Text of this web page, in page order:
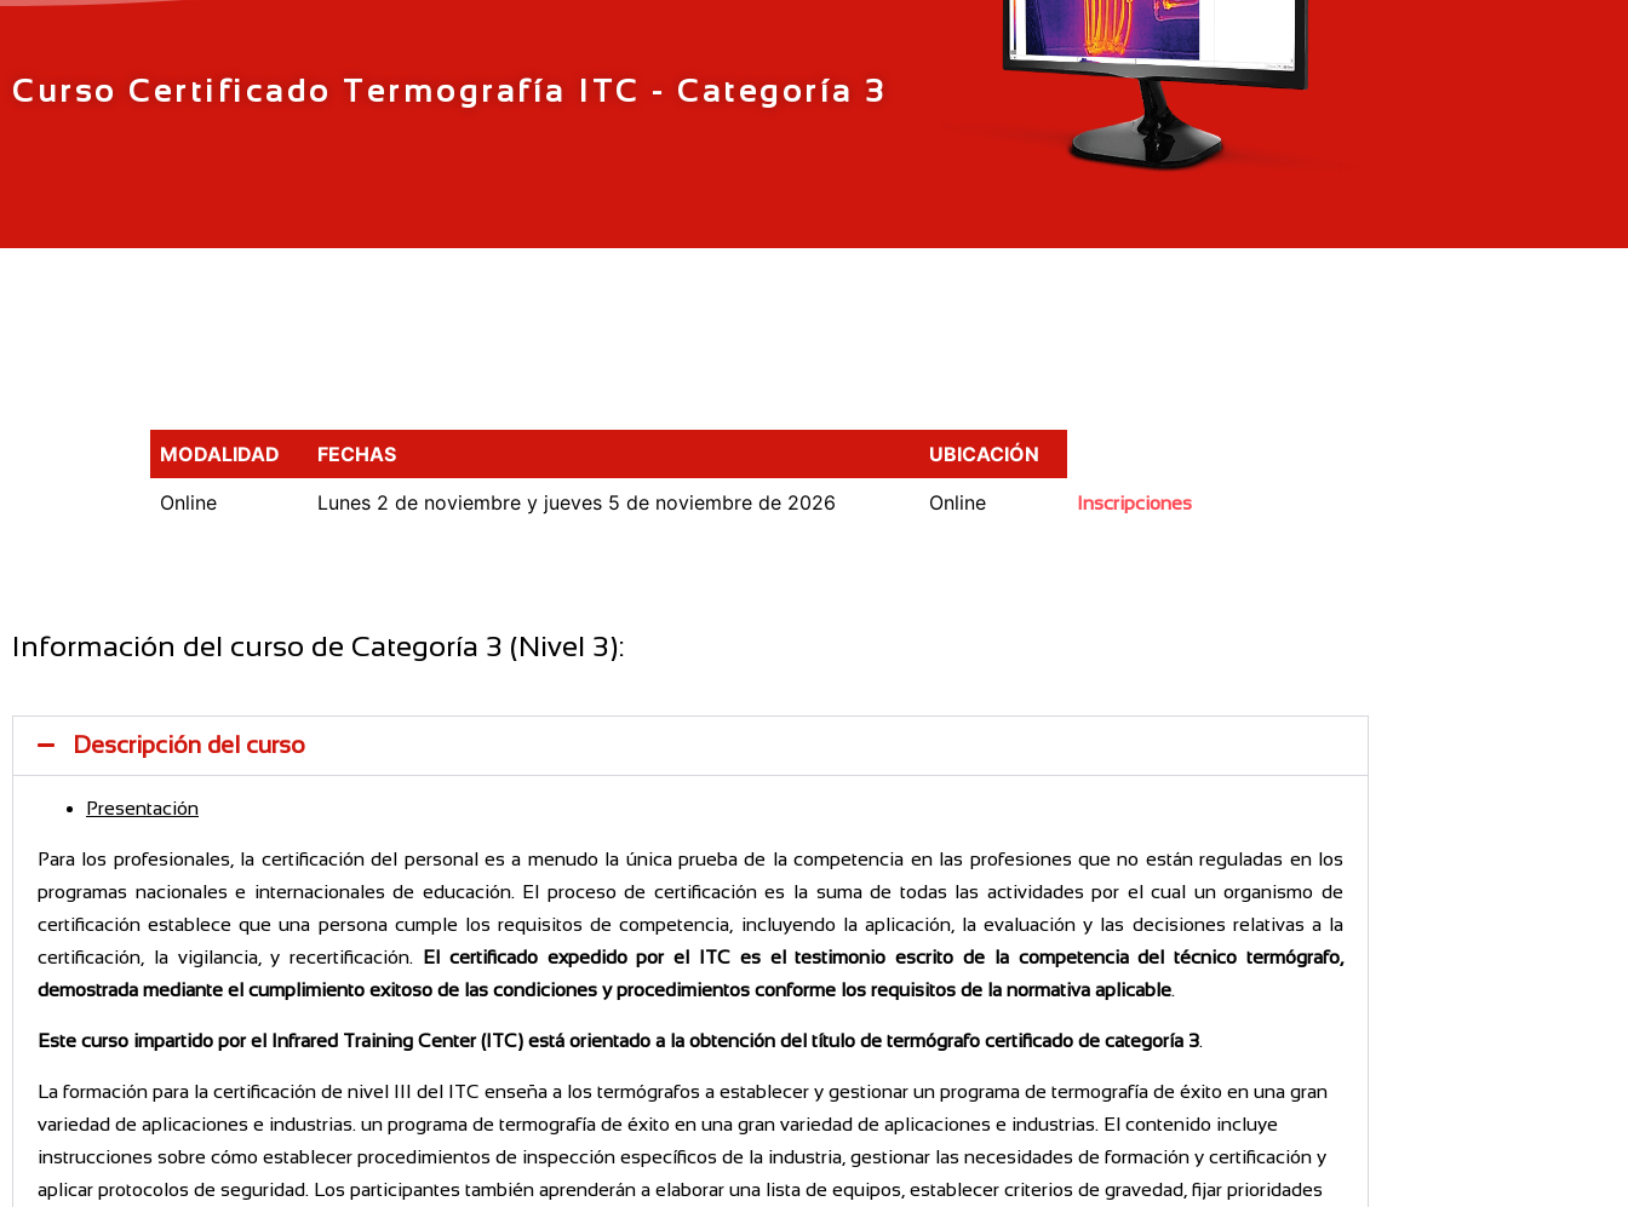
Curso Certificado Termografía ITC - Categoría 3
MODALIDAD FECHAS
UBICACIÓN
Online
Lunes 2 de noviembre y jueves 5 de noviembre de 2026 Online Inscripciones
Información del curso de Categoría 3 (Nivel 3):
Descripción del curso
Presentación
Para los profesionales, la certificación del personal es a menudo la única prueba de la competencia en las profesiones que no están reguladas en los
programas nacionales e internacionales de educación. El proceso de certificación es la suma de todas las actividades por el cual un organismo de
certificación establece que una persona cumple los requisitos de competencia, incluyendo la aplicación, la evaluación y las decisiones relativas a la
certificación, la vigilancia, y recertificación. El certificado expedido por el ITC es el testimonio escrito de la competencia del técnico termógrafo,
demostrada mediante el cumplimiento exitoso de las condiciones y procedimientos conforme los requisitos de la normativa aplicable.
Este curso impartido por el Infrared Training Center (ITC) está orientado a la obtención del título de termógrafo certificado de categoría 3.
La formación para la certificación de nivel III del ITC enseña a los termógrafos a establecer y gestionar un programa de termografía de éxito en una gran
variedad de aplicaciones e industrias. un programa de termografía de éxito en una gran variedad de aplicaciones e industrias. El contenido incluye
instrucciones sobre cómo establecer procedimientos de inspección específicos de la industria, gestionar las necesidades de formación y certificación y
aplicar protocolos de seguridad. Los participantes también aprenderán a elaborar una lista de equipos, establecer criterios de gravedad, fijar prioridades